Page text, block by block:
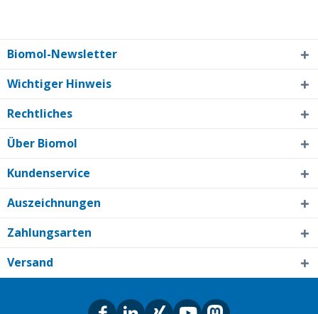
Biomol-Newsletter
Wichtiger Hinweis
Rechtliches
Über Biomol
Kundenservice
Auszeichnungen
Zahlungsarten
Versand